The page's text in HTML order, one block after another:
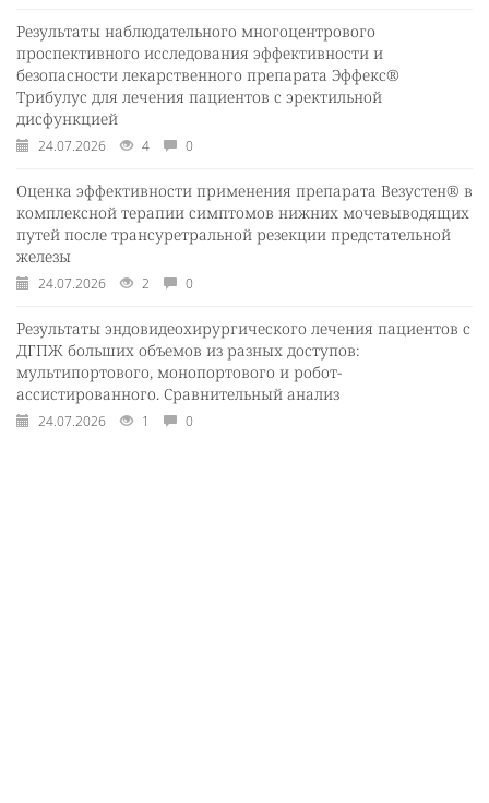
Результаты наблюдательного многоцентрового
проспективного исследования эффективности и
безопасности лекарственного препарата Эффекс®
Трибулус для лечения пациентов с эректильной
дисфункцией
24.07.2026 4 0
Оценка эффективности применения препарата Везустен® в
комплексной терапии симптомов нижних мочевыводящих
путей после трансуретральной резекции предстательной
железы
24.07.2026 2 0
Результаты эндовидеохирургического лечения пациентов с
ДГПЖ больших объемов из разных доступов:
мультипортового, монопортового и робот-
ассистированного. Сравнительный анализ
24.07.2026 1 0